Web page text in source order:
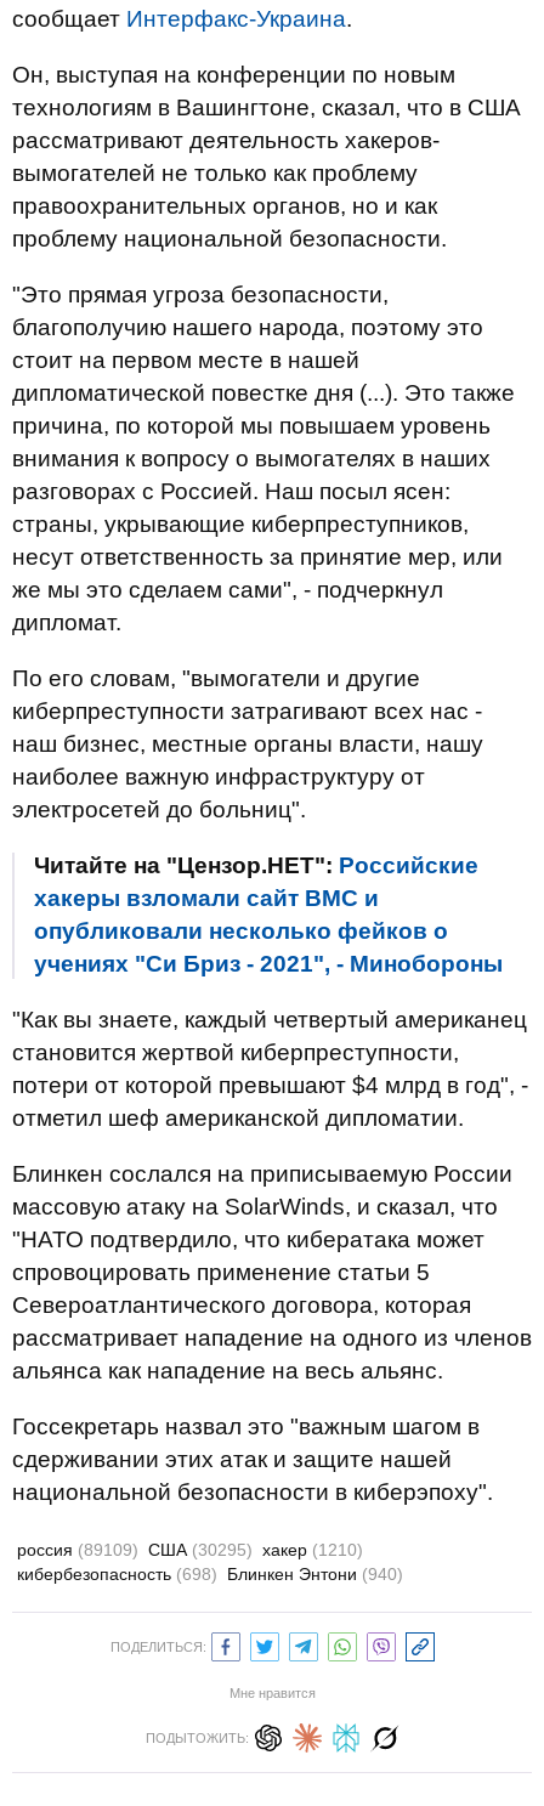
сообщает Интерфакс-Украина.
Он, выступая на конференции по новым
технологиям в Вашингтоне, сказал, что в США
рассматривают деятельность хакеров-
вымогателей не только как проблему
правоохранительных органов, но и как
проблему национальной безопасности.
"Это прямая угроза безопасности,
благополучию нашего народа, поэтому это
стоит на первом месте в нашей
дипломатической повестке дня (...). Это также
причина, по которой мы повышаем уровень
внимания к вопросу о вымогателях в наших
разговорах с Россией. Наш посыл ясен:
страны, укрывающие киберпреступников,
несут ответственность за принятие мер, или
же мы это сделаем сами", - подчеркнул
дипломат.
По его словам, "вымогатели и другие
киберпреступности затрагивают всех нас -
наш бизнес, местные органы власти, нашу
наиболее важную инфраструктуру от
электросетей до больниц".
Читайте на "Цензор.НЕТ": Российские
хакеры взломали сайт ВМС и
опубликовали несколько фейков о
учениях "Си Бриз - 2021", - Минобороны
"Как вы знаете, каждый четвертый американец
становится жертвой киберпреступности,
потери от которой превышают $4 млрд в год", -
отметил шеф американской дипломатии.
Блинкен сослался на приписываемую России
массовую атаку на SolarWinds, и сказал, что
"НАТО подтвердило, что кибератака может
спровоцировать применение статьи 5
Североатлантического договора, которая
рассматривает нападение на одного из членов
альянса как нападение на весь альянс.
Госсекретарь назвал это "важным шагом в
сдерживании этих атак и защите нашей
национальной безопасности в киберэпоху".
россия (89109) США (30295) хакер (1210)
кибербезопасность (698) Блинкен Энтони (940)
ПОДЕЛИТЬСЯ:
Мне нравится
ПОДЫТОЖИТЬ: